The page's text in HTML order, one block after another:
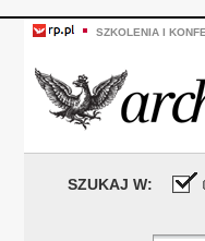
SZKOLENIA I
SZUKAJ W: